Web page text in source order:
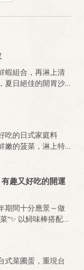
蝦組合，再淋上清
夏日絕佳的開胃沙
吃的日式家庭料
嫩的菠菜，淋上特
有趣又好吃的開運
期間十分應景～做
“✨ 以鱘味棒搭配烘
到食堂裡的錦鯉！
祥又有趣！
式菜圃蛋，重現台